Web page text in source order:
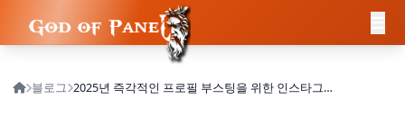
블로그 2025년 즉각적인 프로필 부스팅을 위한 인스타그램 하이라이트 조회수 구매